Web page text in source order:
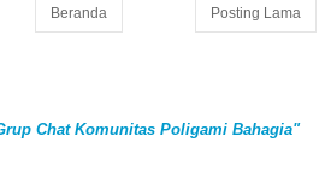
Posting Lama
Beranda
Chat Komunitas Poligami Bahagia"